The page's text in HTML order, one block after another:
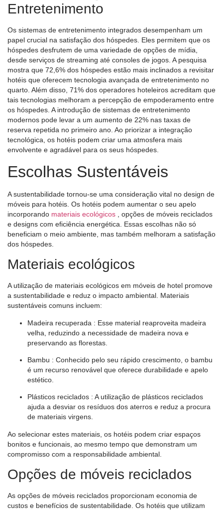
Entretenimento
Os sistemas de entretenimento integrados desempenham um
papel crucial na satisfação dos hóspedes. Eles permitem que os
hóspedes desfrutem de uma variedade de opções de mídia,
desde serviços de streaming até consoles de jogos. A pesquisa
mostra que 72,6% dos hóspedes estão mais inclinados a revisitar
hotéis que oferecem tecnologia avançada de entretenimento no
quarto. Além disso, 71% dos operadores hoteleiros acreditam que
tais tecnologias melhoram a percepção de empoderamento entre
os hóspedes. A introdução de sistemas de entretenimento
modernos pode levar a um aumento de 22% nas taxas de
reserva repetida no primeiro ano. Ao priorizar a integração
tecnológica, os hotéis podem criar uma atmosfera mais
envolvente e agradável para os seus hóspedes.
Escolhas Sustentáveis
A sustentabilidade tornou-se uma consideração vital no design de
móveis para hotéis. Os hotéis podem aumentar o seu apelo
incorporando materiais ecológicos
, opções de móveis reciclados
e designs com eficiência energética. Essas escolhas não só
beneficiam o meio ambiente, mas também melhoram a satisfação
dos hóspedes.
Materiais ecológicos
A utilização de materiais ecológicos em móveis de hotel promove
a sustentabilidade e reduz o impacto ambiental. Materiais
sustentáveis ​​comuns incluem:
Madeira recuperada : Esse material reaproveita madeira
velha, reduzindo a necessidade de madeira nova e
preservando as florestas.
Bambu : Conhecido pelo seu rápido crescimento, o bambu
é um recurso renovável que oferece durabilidade e apelo
estético.
Plásticos reciclados : A utilização de plásticos reciclados
ajuda a desviar os resíduos dos aterros e reduz a procura
de materiais virgens.
Ao selecionar estes materiais, os hotéis podem criar espaços
bonitos e funcionais, ao mesmo tempo que demonstram um
compromisso com a responsabilidade ambiental.
Opções de móveis reciclados
As opções de móveis reciclados proporcionam economia de
custos e benefícios de sustentabilidade. Os hotéis que utilizam